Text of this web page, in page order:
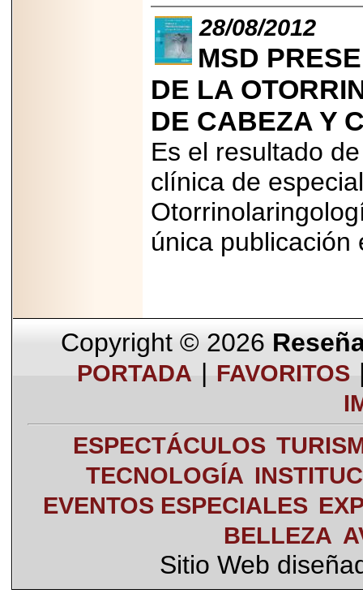
28/08/2012
MSD
DE LA
DE CABEZA Y
Es el resultado
clínica de
única
Copyright © 2026
PORTADA | FAVORITOS
ESPECTÁCULOS
TECNOLOGÍA
EVENTOS ESPECIALES
BELLEZA
Sitio Web